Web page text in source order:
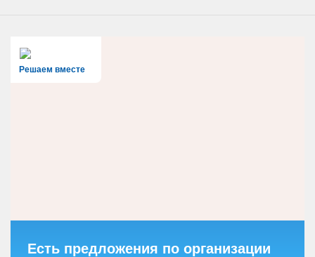
Решаем вместе
Есть предложения по организации